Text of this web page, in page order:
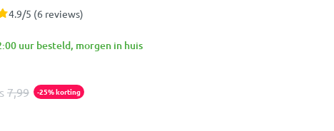
4.9/5 (6 reviews)
uur besteld, morgen in huis
7,99 -25% korting